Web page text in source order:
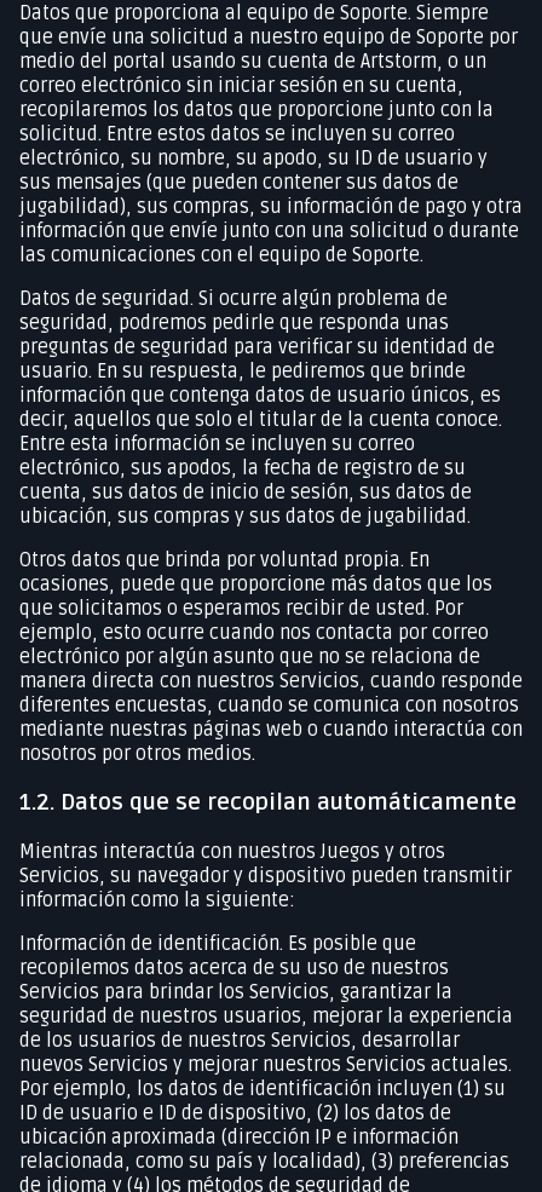
Datos que proporciona al equipo de Soporte. Siempre
que envíe una solicitud a nuestro equipo de Soporte por
medio del portal usando su cuenta de Artstorm, o un
correo electrónico sin iniciar sesión en su cuenta,
recopilaremos los datos que proporcione junto con la
solicitud. Entre estos datos se incluyen su correo
electrónico, su nombre, su apodo, su ID de usuario y
sus mensajes (que pueden contener sus datos de
jugabilidad), sus compras, su información de pago y otra
información que envíe junto con una solicitud o durante
las comunicaciones con el equipo de Soporte.
Datos de seguridad. Si ocurre algún problema de
seguridad, podremos pedirle que responda unas
preguntas de seguridad para verificar su identidad de
usuario. En su respuesta, le pediremos que brinde
información que contenga datos de usuario únicos, es
decir, aquellos que solo el titular de la cuenta conoce.
Entre esta información se incluyen su correo
electrónico, sus apodos, la fecha de registro de su
cuenta, sus datos de inicio de sesión, sus datos de
ubicación, sus compras y sus datos de jugabilidad.
Otros datos que brinda por voluntad propia. En
ocasiones, puede que proporcione más datos que los
que solicitamos o esperamos recibir de usted. Por
ejemplo, esto ocurre cuando nos contacta por correo
electrónico por algún asunto que no se relaciona de
manera directa con nuestros Servicios, cuando responde
diferentes encuestas, cuando se comunica con nosotros
mediante nuestras páginas web o cuando interactúa con
nosotros por otros medios.
1.2. Datos que se recopilan automáticamente
Mientras interactúa con nuestros Juegos y otros
Servicios, su navegador y dispositivo pueden transmitir
información como la siguiente:
Información de identificación. Es posible que
recopilemos datos acerca de su uso de nuestros
Servicios para brindar los Servicios, garantizar la
seguridad de nuestros usuarios, mejorar la experiencia
de los usuarios de nuestros Servicios, desarrollar
nuevos Servicios y mejorar nuestros Servicios actuales.
Por ejemplo, los datos de identificación incluyen (1) su
ID de usuario e ID de dispositivo, (2) los datos de
ubicación aproximada (dirección IP e información
relacionada, como su país y localidad), (3) preferencias
de idioma y (4) los métodos de seguridad de